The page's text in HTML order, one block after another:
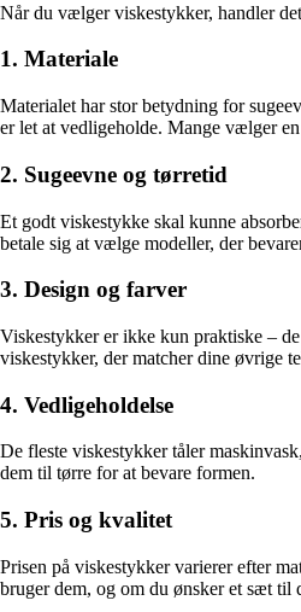
Når du vælger viskestykker, handler
1. Materiale
Materialet har stor betydning for
er let at vedligeholde. Mange vælger
2. Sugeevne og tørretid
Et godt viskestykke skal kunne
betale sig at vælge modeller, der
3. Design og farver
Viskestykker er ikke kun praktiske –
viskestykker, der matcher dine øvrige
4. Vedligeholdelse
De fleste viskestykker tåler
dem til tørre for at bevare formen.
5. Pris og kvalitet
Prisen på viskestykker varierer efter
bruger dem, og om du ønsker et sæt